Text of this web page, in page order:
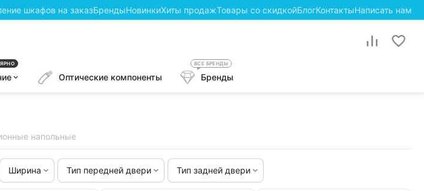
шкафов на заказБрендыНовинкиХиты продажТовары со скидкойБлогКонтактыНаписать нам
Оптические компоненты Бренды
ВСЕ БРЕНДЫ
напольные
Ширина Тип передней двери Тип задней двери